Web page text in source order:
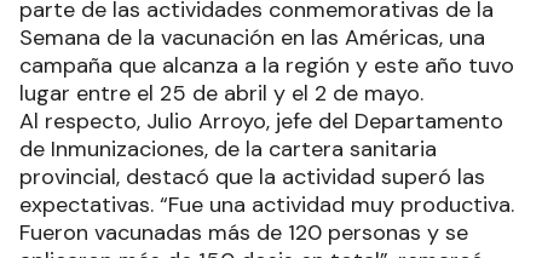
parte de las actividades conmemorativas de la
Semana de la vacunación en las Américas, una
campaña que alcanza a la región y este año tuvo
lugar entre el 25 de abril y el 2 de mayo.
Al respecto, Julio Arroyo, jefe del Departamento
de Inmunizaciones, de la cartera sanitaria
provincial, destacó que la actividad superó las
expectativas. “Fue una actividad muy productiva.
Fueron vacunadas más de 120 personas y se